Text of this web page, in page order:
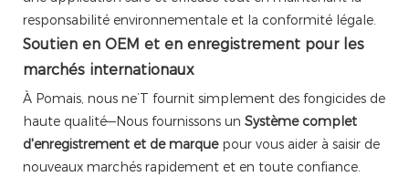
responsabilité environnementale et la conformité légale.
Soutien en OEM et en enregistrement pour les
marchés internationaux
À Pomais, nous ne’T fournit simplement des fongicides de
haute qualité—Nous fournissons un Système complet
d'enregistrement et de marque pour vous aider à saisir de
nouveaux marchés rapidement et en toute confiance.